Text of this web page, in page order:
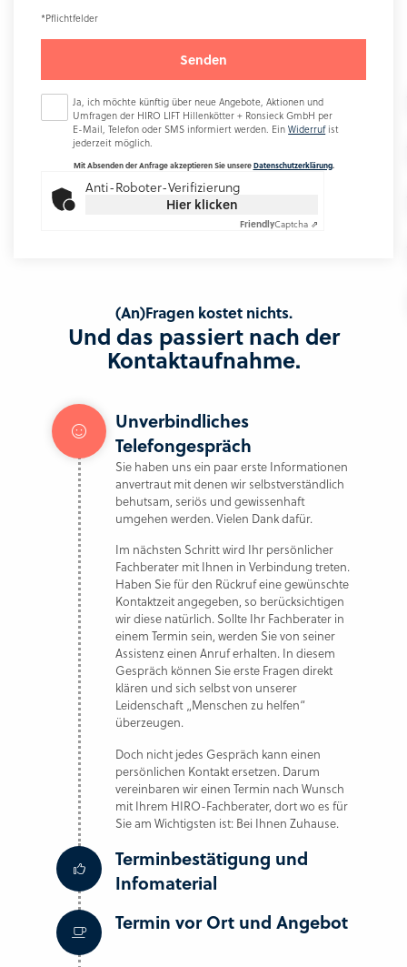
*Pflichtfelder
Ja, ich möchte künftig über neue Angebote, Aktionen und
Umfragen der HIRO LIFT Hillenkötter + Ronsieck GmbH per
E-Mail, Telefon oder SMS informiert werden. EinWiderrufist
jederzeit möglich.
Mit Absenden der Anfrage akzeptieren Sie unsereDatenschutzerklärung.
Anti-Roboter-Verifizierung
Hier klicken
FriendlyCaptcha ⇗
(An)Fragen kostet nichts.
Und das passiert nach der
Kontaktaufnahme.
Unverbindliches
Telefongespräch
Sie haben uns ein paar erste Informationen
anvertraut mit denen wir selbstverständlich
behutsam, seriös und gewissenhaft
umgehen werden. Vielen Dank dafür.
Im nächsten Schritt wird Ihr persönlicher
Fachberater mit Ihnen in Verbindung treten.
Haben Sie für den Rückruf eine gewünschte
Kontaktzeit angegeben, so berücksichtigen
wir diese natürlich. Sollte Ihr Fachberater in
einem Termin sein, werden Sie von seiner
Assistenz einen Anruf erhalten. In diesem
Gespräch können Sie erste Fragen direkt
klären und sich selbst von unserer
Leidenschaft „Menschen zu helfen“
überzeugen.
Doch nicht jedes Gespräch kann einen
persönlichen Kontakt ersetzen. Darum
vereinbaren wir einen Termin nach Wunsch
mit Ihrem HIRO-Fachberater, dort wo es für
Sie am Wichtigsten ist: Bei Ihnen Zuhause.
Terminbestätigung und
Infomaterial
Termin vor Ort und Angebot